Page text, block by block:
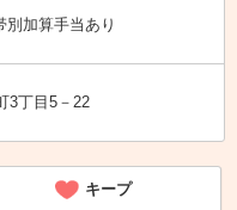
加算手当あり
3丁目5－22
キープ